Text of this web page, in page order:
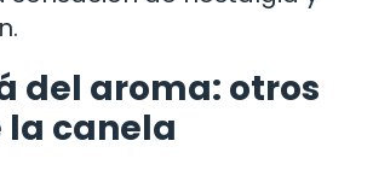
del aroma: otros
la canela